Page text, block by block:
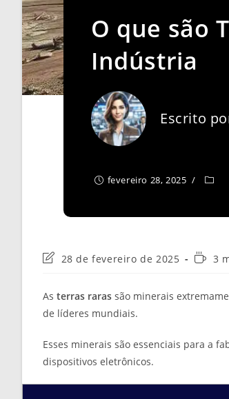
O que são
Indústria
Escrito
fevereiro 28, 2025
Última
post:
28 de fevereiro de 2025
Tempo
3
As terras raras são minerais
de líderes mundiais.
Esses minerais são essenciais para a
dispositivos eletrônicos.